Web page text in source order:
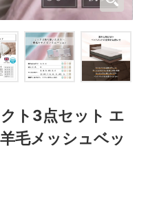
ト3点セット エ
毛メッシュベッ